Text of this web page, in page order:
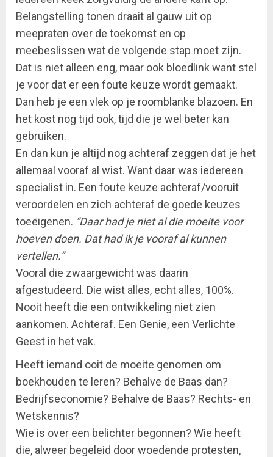
Belangstelling tonen draait al gauw uit op
meepraten over de toekomst en op
meebeslissen wat de volgende stap moet zijn.
Dat is niet alleen eng, maar ook bloedlink want stel
je voor dat er een foute keuze wordt gemaakt.
Dan heb je een vlek op je roomblanke blazoen. En
het kost nog tijd ook, tijd die je wel beter kan
gebruiken.
En dan kun je altijd nog achteraf zeggen dat je het
allemaal vooraf al wist. Want daar was iedereen
specialist in. Een foute keuze achteraf/vooruit
veroordelen en zich achteraf de goede keuzes
toeëigenen. “Daar had je niet al die moeite voor
hoeven doen. Dat had ik je vooraf al kunnen
vertellen.”
Vooral die zwaargewicht was daarin
afgestudeerd. Die wist alles, echt alles, 100%.
Nooit heeft die een ontwikkeling niet zien
aankomen. Achteraf. Een Genie, een Verlichte
Geest in het vak.
Heeft iemand ooit de moeite genomen om
boekhouden te leren? Behalve de Baas dan?
Bedrijfseconomie? Behalve de Baas? Rechts- en
Wetskennis?
Wie is over een belichter begonnen? Wie heeft
die, alweer begeleid door woedende protesten,